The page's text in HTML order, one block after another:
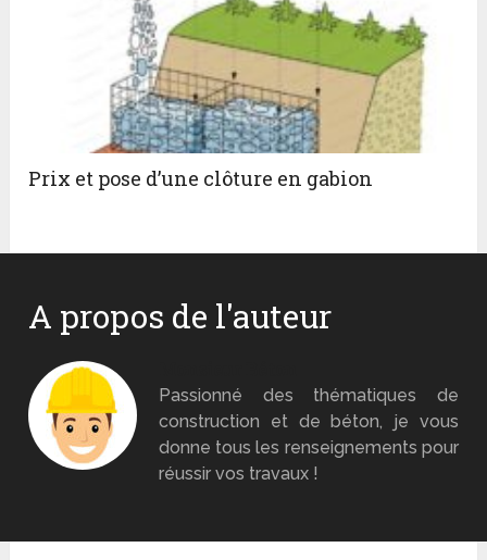
Prix et pose d’une clôture en gabion
A propos de l'auteur
Passionné des thématiques de
construction et de béton, je vous
donne tous les renseignements pour
réussir vos travaux !